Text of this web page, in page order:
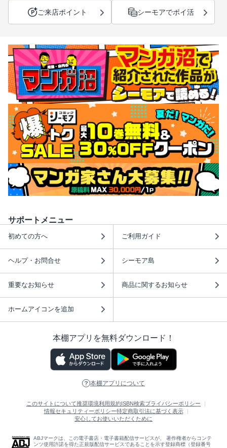
ご来店ポイント シーモアでポイ活
サポートメニュー
初めての方へ ご利用ガイド
ヘルプ・お問合せ シーモア島
重要なお知らせ 商品に関するお知らせ
ホームアイコンを追加
本棚アプリを無料ダウンロード！
本棚アプリについて
このサイトについて推奨環境利用規約 ISBN検索プライバシーポリシー
情報セキュリティーポリシー特定商取引法に基づく表示
安心してお使いいただくために
ABJマークは、この電子書店・電子書籍配信サービスが、 著作権者からコンテ
ンツ使用許諾を得た正規版配信サービスであることを示す登録商標（登録番号